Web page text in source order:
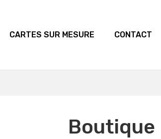
CARTES SUR MESURE CONTACT
Boutique